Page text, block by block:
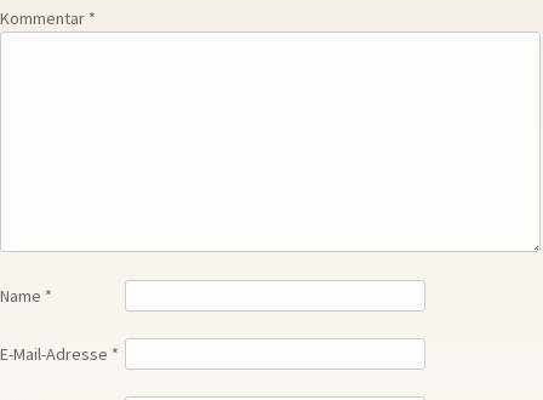
Kommentar *
Name *
E-Mail-Adresse *